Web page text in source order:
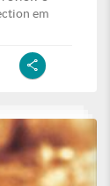
em